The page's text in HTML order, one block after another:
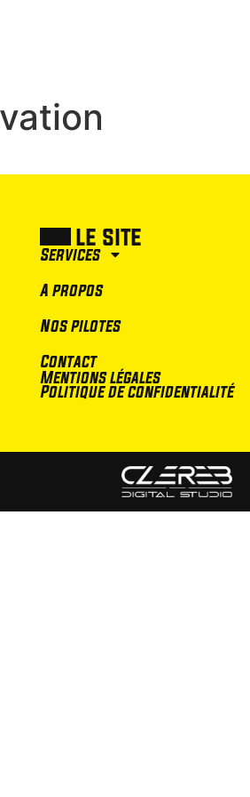
le site
Services
A propos
Nos pilotes
Contact
Mentions légales
Politique de confidentialité